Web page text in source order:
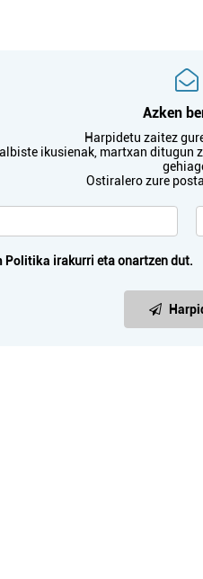
Azken
Harpidetu zaitez
ikusienak, martxan
Ostiralero zure
Politika irakurri eta onartzen dut.